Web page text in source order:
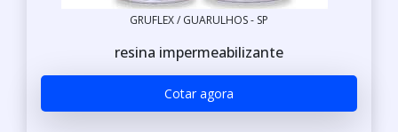
GRUFLEX / GUARULHOS - SP
resina impermeabilizante
Cotar agora